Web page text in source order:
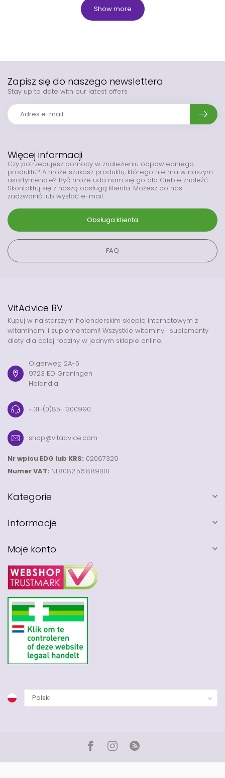
Show more
Więcej informacji
Czy potrzebujesz pomocy w znalezieniu odpowiedniego
produktu? A może szukasz produktu, którego nie ma w naszym
asortymencie? Być może uda nam się go dla Ciebie znaleźć.
Skontaktuj się z naszą obsługą klienta. Możesz do nas
zadzwonić lub wysłać e-mail.
Obsługa klienta
FAQ
Zapisz się do naszego newslettera
Stay up to date with our latest offers
VitAdvice BV
Kupuj w najstarszym holenderskim sklepie internetowym z
witaminami i suplementami! Wszystkie witaminy i suplementy
diety dla całej rodziny w jednym sklepie online.
Olgerweg 2A-5
9723 ED Groningen
Holandia
+31-(0)85-1300990
shop@vitadvice.com
Nr wpisu EDG lub KRS: 02067329
Numer VAT: NL8082.56.889B01
Kategorie
Informacje
Moje konto